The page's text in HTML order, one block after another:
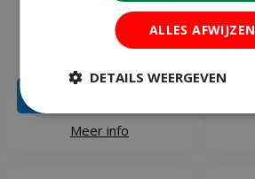
Meer info
ALLES AFWIJZEN
DETAILS WEERGEVEN